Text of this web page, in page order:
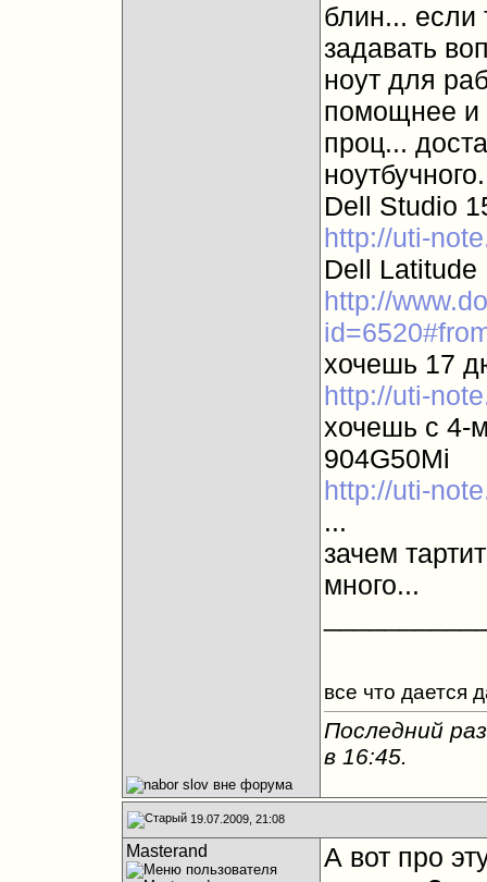
блин... если
задавать
ноут для
помощнее и
проц...
Dell Studio
http://uti-
Dell Latitude
http://
хочешь 17
http://uti-
хочешь с 4-
904G50Mi
http://uti-
...
зачем
много...
все что дается
Последний
в 16:45.
19.07.2009, 21:08
Masterand
А вот про